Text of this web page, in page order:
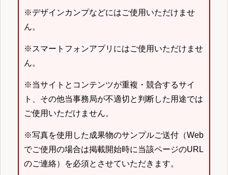
※デザインカンプなどにはご使用いただけませ
ん。
※スマートフォンアプリにはご使用いただけませ
ん。
※当サイトとコンテンツが重複・競合するサイ
ト、その他当事務局が不適切と判断した用途では
ご使用いただけません。
※写真を使用した成果物のサンプルご送付（Web
でご使用の場合は掲載開始時に当該ページのURL
のご連絡）を必須とさせていただきます。